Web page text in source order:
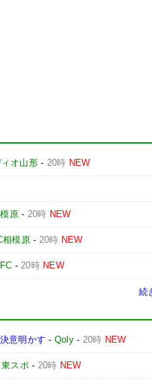
オ山形- 20時 NEW
原- 20時 NEW
相模原- 20時 NEW
-20時 NEW
続
意明かす - Qoly- 20時 NEW
東スポ- 20時 NEW